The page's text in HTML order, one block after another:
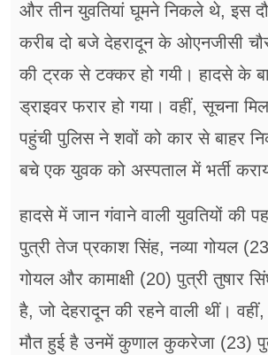
और तीन युवतियां घूमने निकले थे, इस
करीब दो बजे देहरादून के ओएनजीसी
की ट्रक से टक्कर हो गयी। हादसे के
ड्राइवर फरार हो गया। वहीं, सूचना
पहुंची पुलिस ने शवों को कार से बाहर
बचे एक युवक को अस्पताल में भर्ती
हादसे में जान गंवाने वाली युवतियों की
पुत्री तेज प्रकाश सिंह, नव्या गोयल
गोयल और कामाक्षी (20) पुत्री तुषार
है, जो देहरादून की रहने वाली थीं।
मौत हुई है उनमें कुणाल कुकरेजा (23)